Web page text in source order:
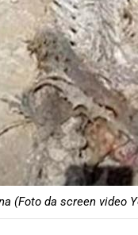
(Foto da screen video